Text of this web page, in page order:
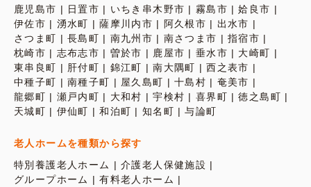
鹿児島市
日置市 いちき串木野市 霧島市
姶良市
伊佐市
湧水町 薩摩川内市 阿久根市
出水市
さつま町
長島町 南九州市 南さつま市
指宿市
枕崎市
志布志市 曽於市 鹿屋市 垂水市
大崎町
東串良町
肝付町 錦江町 南大隅町
西之表市
中種子町
南種子町 屋久島町 十島村
奄美市
龍郷町
瀬戸内町 大和村 宇検村 喜界町
徳之島町
天城町
伊仙町 和泊町 知名町 与論町
老人ホームを種類から探す
特別養護老人ホーム
介護老人保健施設
グループホーム
有料老人ホーム